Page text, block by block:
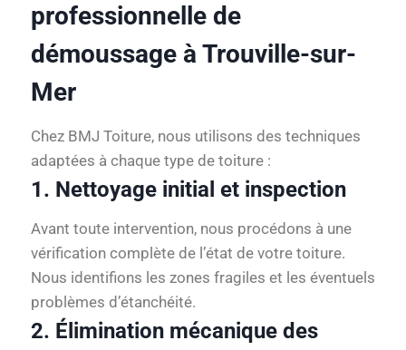
professionnelle de
démoussage à Trouville-sur-
Mer
Chez BMJ Toiture, nous utilisons des techniques
adaptées à chaque type de toiture :
1. Nettoyage initial et inspection
Avant toute intervention, nous procédons à une
vérification complète de l’état de votre toiture.
Nous identifions les zones fragiles et les éventuels
problèmes d’étanchéité.
2. Élimination mécanique des